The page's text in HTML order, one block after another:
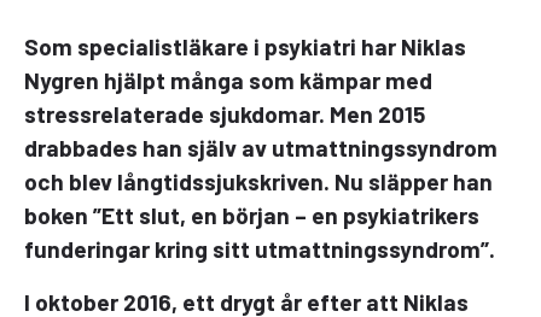
Som specialistläkare i psykiatri har Niklas
Nygren hjälpt många som kämpar med
stressrelaterade sjukdomar. Men 2015
drabbades han själv av utmattningssyndrom
och blev långtidssjukskriven. Nu släpper han
boken ”Ett slut, en början – en psykiatrikers
funderingar kring sitt utmattningssyndrom”.
I oktober 2016, ett drygt år efter att Niklas